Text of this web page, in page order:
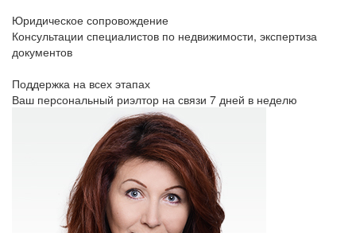
Юридическое сопровождение
Консультации специалистов по недвижимости, экспертиза
документов
Поддержка на всех этапах
Ваш персональный риэлтор на связи 7 дней в неделю